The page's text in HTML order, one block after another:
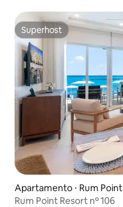
Superhost
Superhost
Apartamento ⋅ Rum Point
Rum Point Resort nº 106